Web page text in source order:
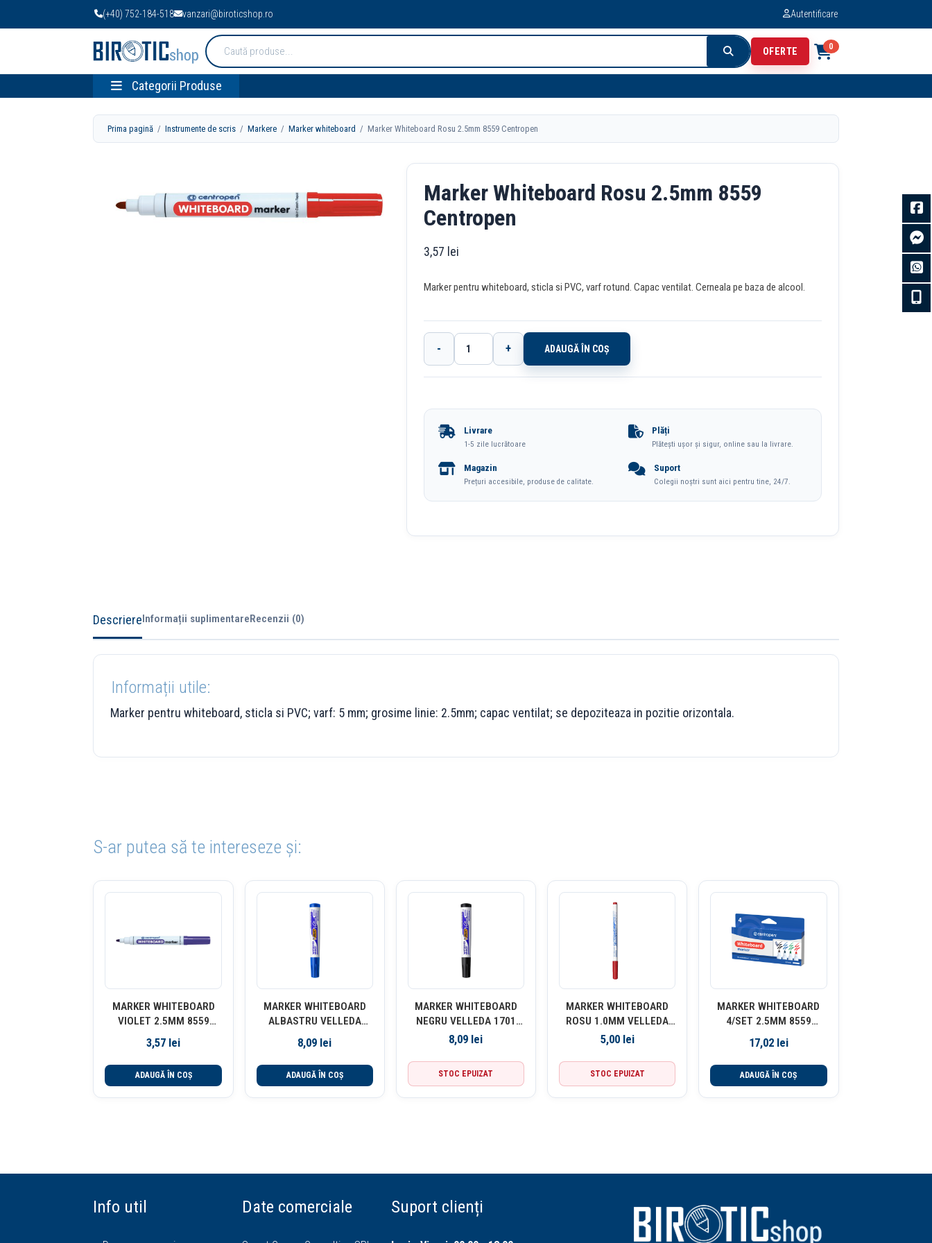
(+40) 752-184-518 vanzari@biroticshop.ro Autentificare
Cauta
produse:
OFERTE 0
Categorii Produse
Prima pagină /Instrumente de scris /Markere /Marker whiteboard / Marker Whiteboard Rosu 2.5mm 8559 Centropen
Marker Whiteboard Rosu 2.5mm 8559
Centropen
3,57 lei
Marker pentru whiteboard, sticla si PVC, varf rotund. Capac ventilat. Cerneala pe baza de alcool.
Cantitate
Marker
Rosu
2.5mm
8559
Centropen
- + ADAUGĂ ÎN COȘ
Livrare
1-5 zile lucrătoare
Plăți
Plătești ușor și sigur, online sau la livrare.
Magazin
Prețuri accesibile, produse de calitate.
Suport
Colegii noștri sunt aici pentru tine, 24/7.
DescriereInformații suplimentareRecenzii (0)
Informații utile:
Marker pentru whiteboard, sticla si PVC; varf: 5 mm; grosime linie: 2.5mm; capac ventilat; se depoziteaza in pozitie orizontala.
S-ar putea să te intereseze și:
MARKER WHITEBOARD
VIOLET 2.5MM 8559
CENTROPEN
3,57 lei
ADAUGĂ ÎN COȘ
MARKER WHITEBOARD
ALBASTRU VELLEDA
1701 BIC
8,09 lei
ADAUGĂ ÎN COȘ
MARKER WHITEBOARD
NEGRU VELLEDA 1701
BIC
8,09 lei
STOC EPUIZAT
MARKER WHITEBOARD
ROSU 1.0MM VELLEDA
1721 BIC
5,00 lei
STOC EPUIZAT
MARKER WHITEBOARD
4/SET 2.5MM 8559
CENTROPEN
17,02 lei
ADAUGĂ ÎN COȘ
Info util Date comerciale Suport clienți